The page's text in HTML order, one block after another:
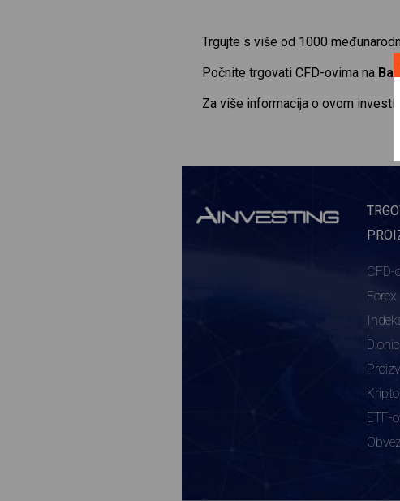
Trgujte s više od 1000
Počnite trgovati CFD-ovima na
Za više informacija o ovom
CFD-
Forex
ETF-